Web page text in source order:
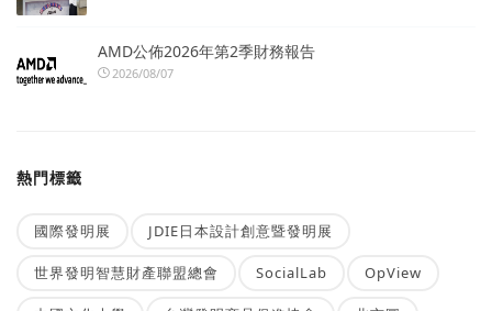
AMD公佈2026年第2季財務報告
2026/08/07
熱門標籤
國際發明展 JDIE日本設計創意暨發明展
世界發明智慧財產聯盟總會 SocialLab OpView